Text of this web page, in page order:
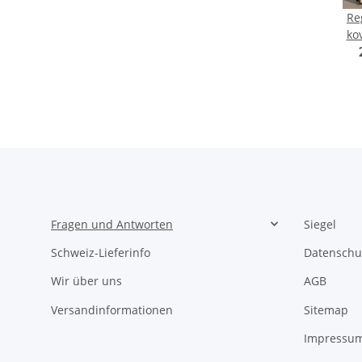
Fragen und Antworten
Schweiz-Lieferinfo
Wir über uns
Versandinformationen
Siegel
AGB
Sitemap